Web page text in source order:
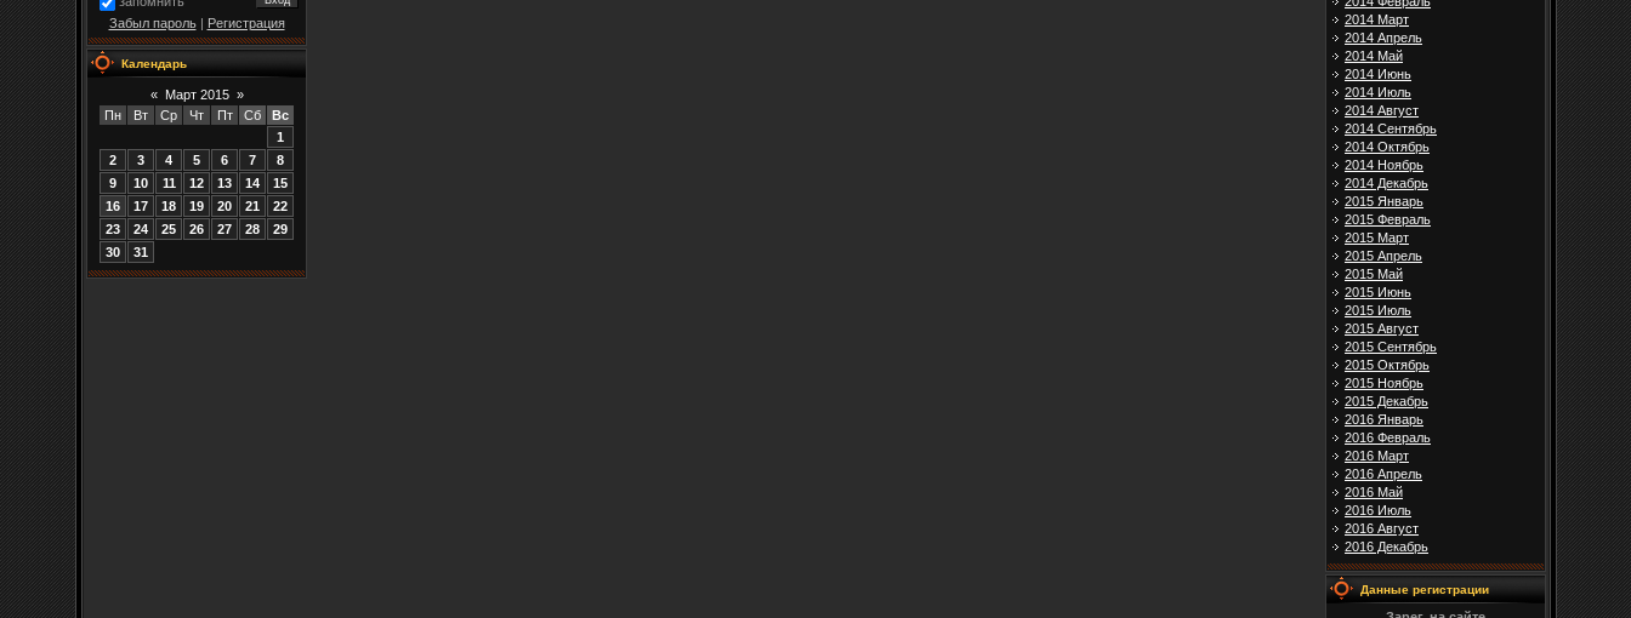
Забыл пароль| Регистрация
Календарь
« Март 2015 »
Пн
Вт Ср Чт Пт Сб
Вс
1
2
3 4 5 6 7
8
9
10 11 12 13 14
15
16
17 18 19 20 21
22
23
24 25 26 27 28
29
30
31
2014 Март
2014 Апрель
2014 Май
2014 Июнь
2014 Июль
2014 Август
2014 Сентябрь
2014 Октябрь
2014 Ноябрь
2014 Декабрь
2015 Январь
2015 Февраль
2015 Март
2015 Апрель
2015 Май
2015 Июнь
2015 Июль
2015 Август
2015 Сентябрь
2015 Октябрь
2015 Ноябрь
2015 Декабрь
2016 Январь
2016 Февраль
2016 Март
2016 Апрель
2016 Май
2016 Июль
2016 Август
2016 Декабрь
Данные регистрации